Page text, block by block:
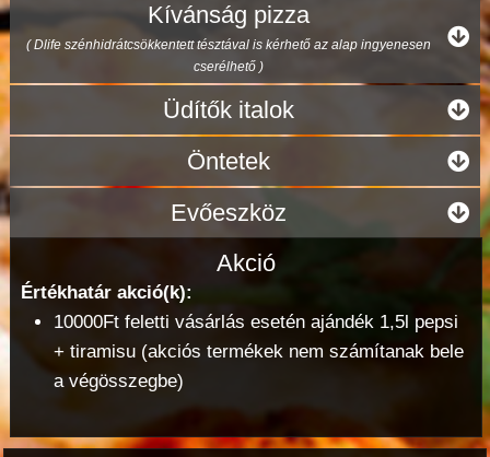
Kívánság pizza
( Dlife szénhidrátcsökkentett tésztával is kérhető az alap ingyenesen
cserélhető )
Üdítők italok
Öntetek
Evőeszköz
Akció
Értékhatár akció(k):
10000Ft feletti vásárlás esetén ajándék 1,5l pepsi
+ tiramisu (akciós termékek nem számítanak bele
a végösszegbe)